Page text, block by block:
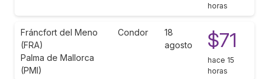
horas
Fráncfort del Meno
(FRA)
Palma de Mallorca
(PMI)
Condor
18
agosto
$71
hace 15
horas